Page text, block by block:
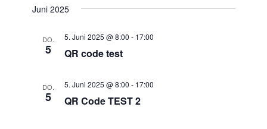
wählen.
Juni 2025
DO.
5 QR code test
5. Juni 2025 @ 8:00 - 17:00
DO.
5 QR Code TEST 2
5. Juni 2025 @ 8:00 - 17:00